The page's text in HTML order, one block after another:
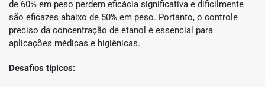
de 60% em peso perdem eficácia significativa e dificilmente
são eficazes abaixo de 50% em peso. Portanto, o controle
preciso da concentração de etanol é essencial para
aplicações médicas e higiênicas.
Desafios típicos: